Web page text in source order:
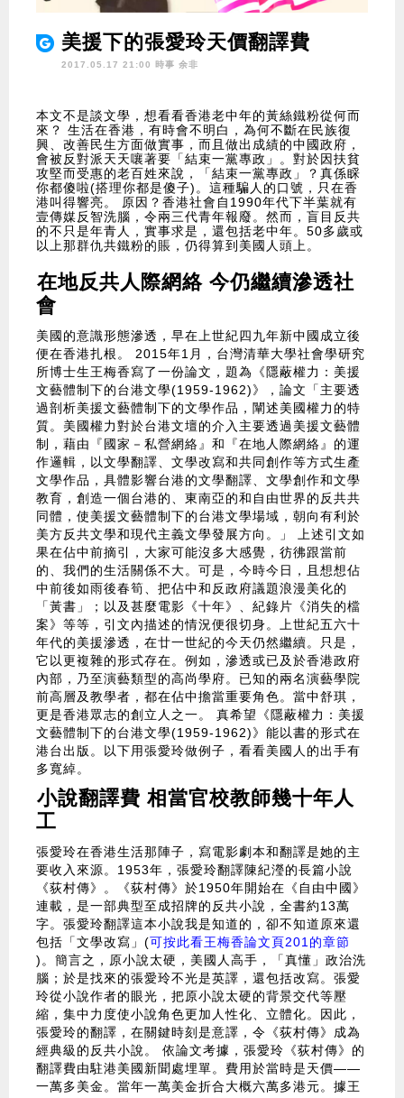
美援下的張愛玲天價翻譯費
2017.05.17 21:00 時事 余非
本文不是談文學，想看看香港老中年的黃絲鐵粉從何而
來？ 生活在香港，有時會不明白，為何不斷在民族復
興、改善民生方面做實事，而且做出成績的中國政府，
會被反對派天天嚷著要「結束一黨專政」。對於因扶貧
攻堅而受惠的老百姓來說，「結束一黨專政」？真係睬
你都傻啦(搭理你都是傻子)。這種騙人的口號，只在香
港叫得響亮。 原因？香港社會自1990年代下半葉就有
壹傳媒反智洗腦，令兩三代青年報廢。然而，盲目反共
的不只是年青人，實事求是，還包括老中年。50多歲或
以上那群仇共鐵粉的賬，仍得算到美國人頭上。
在地反共人際網絡 今仍繼續滲透社
會
美國的意識形態滲透，早在上世紀四九年新中國成立後
便在香港扎根。 2015年1月，台灣清華大學社會學研究
所博士生王梅香寫了一份論文，題為《隱蔽權力：美援
文藝體制下的台港文學(1959-1962)》，論文「主要透
過剖析美援文藝體制下的文學作品，闡述美國權力的特
質。美國權力對於台港文壇的介入主要透過美援文藝體
制，藉由『國家－私營網絡』和『在地人際網絡』的運
作邏輯，以文學翻譯、文學改寫和共同創作等方式生產
文學作品，具體影響台港的文學翻譯、文學創作和文學
教育，創造一個台港的、東南亞的和自由世界的反共共
同體，使美援文藝體制下的台港文學場域，朝向有利於
美方反共文學和現代主義文學發展方向。」 上述引文如
果在佔中前摘引，大家可能沒多大感覺，彷彿跟當前
的、我們的生活關係不大。可是，今時今日，且想想佔
中前後如雨後春筍、把佔中和反政府議題浪漫美化的
「黃書」；以及甚麼電影《十年》、紀錄片《消失的檔
案》等等，引文內描述的情況便很切身。上世紀五六十
年代的美援滲透，在廿一世紀的今天仍然繼續。只是，
它以更複雜的形式存在。例如，滲透或已及於香港政府
內部，乃至演藝類型的高尚學府。已知的兩名演藝學院
前高層及教學者，都在佔中擔當重要角色。當中舒琪，
更是香港眾志的創立人之一。 真希望《隱蔽權力：美援
文藝體制下的台港文學(1959-1962)》能以書的形式在
港台出版。以下用張愛玲做例子，看看美國人的出手有
多寬綽。
小說翻譯費 相當官校教師幾十年人
工
張愛玲在香港生活那陣子，寫電影劇本和翻譯是她的主
要收入來源。1953年，張愛玲翻譯陳紀瀅的長篇小說
《荻村傳》。《荻村傳》於1950年開始在《自由中國》
連載，是一部典型至成招牌的反共小說，全書約13萬
字。張愛玲翻譯這本小說我是知道的，卻不知道原來還
包括「文學改寫」(可按此看王梅香論文頁201的章節
)。簡言之，原小說太硬，美國人高手，「真懂」政治洗
腦；於是找來的張愛玲不光是英譯，還包括改寫。張愛
玲從小說作者的眼光，把原小說太硬的背景交代等壓
縮，集中力度使小說角色更加人性化、立體化。因此，
張愛玲的翻譯，在關鍵時刻是意譯，令《荻村傳》成為
經典級的反共小說。 依論文考據，張愛玲《荻村傳》的
翻譯費由駐港美國新聞處埋單。費用於當時是天價——
一萬多美金。當年一萬美金折合大概六萬多港元。據王